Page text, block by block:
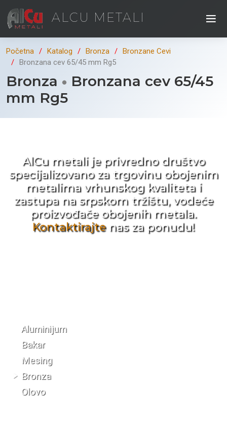
ALCU METALI
Početna Katalog Bronza
Bronzane Cevi
Bronzana cev 65/45 mm Rg5
Bronza
Bronzana cev 65/45
mm Rg5
AlCu metali je privredno društvo
specijalizovano za trgovinu obojenim
metalima vrhunskog kvaliteta i
zastupa na srpskom tržištu, vodeće
proizvođače obojenih metala.
Kontaktirajtenas za ponudu!
Aluminijum
Bakar
Mesing
Bronza
Olovo